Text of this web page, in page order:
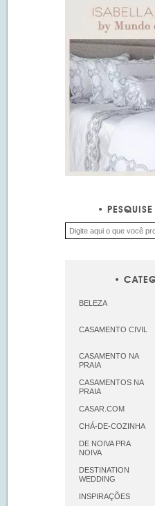
BELEZA
CASAMENTO CIVIL
CASAMENTO NA
PRAIA
CASAMENTOS NA
PRAIA
CASAR.COM
CHÁ-DE-COZINHA
DE NOIVA PRA
NOIVA
DESTINATION
WEDDING
INSPIRAÇÕES